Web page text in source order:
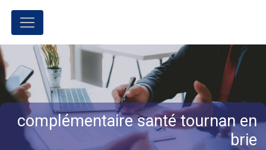
Panneau de gestion des cookies
complémentaire santé tournan en
brie